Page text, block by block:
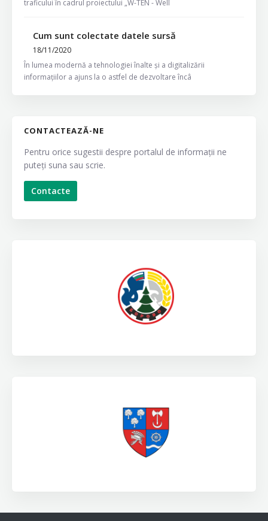
traficului în cadrul proiectului „W-TEN - Well
Cum sunt colectate datele sursă
18/11/2020
În lumea modernă a tehnologiei înalte și a digitalizării
informațiilor a ajuns la o astfel de dezvoltare încâ
CONTACTEAZĂ-NE
Pentru orice sugestii despre portalul de informații ne
puteți suna sau scrie.
Contacte